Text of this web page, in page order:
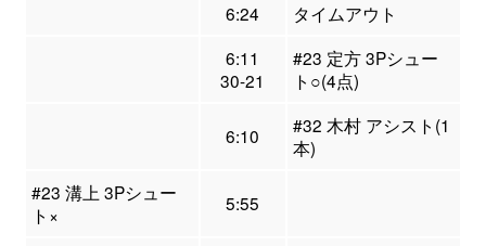
6:24
タイムアウト
6:11
30-21
#23 定方 3Pシュー
ト○(4点)
6:10
#32 木村 アシスト(1
本)
#23 溝上 3Pシュー
ト×
5:55